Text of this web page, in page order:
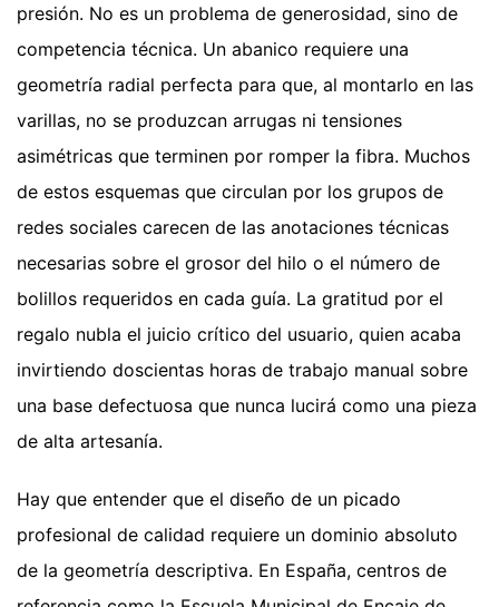
presión. No es un problema de generosidad, sino de
competencia técnica. Un abanico requiere una
geometría radial perfecta para que, al montarlo en las
varillas, no se produzcan arrugas ni tensiones
asimétricas que terminen por romper la fibra. Muchos
de estos esquemas que circulan por los grupos de
redes sociales carecen de las anotaciones técnicas
necesarias sobre el grosor del hilo o el número de
bolillos requeridos en cada guía. La gratitud por el
regalo nubla el juicio crítico del usuario, quien acaba
invirtiendo doscientas horas de trabajo manual sobre
una base defectuosa que nunca lucirá como una pieza
de alta artesanía.
Hay que entender que el diseño de un picado
profesional de calidad requiere un dominio absoluto
de la geometría descriptiva. En España, centros de